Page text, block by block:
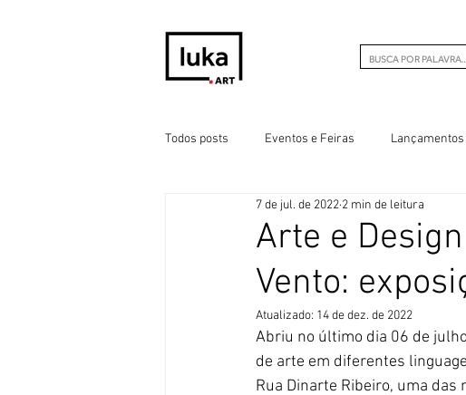
Todos posts Eventos e Feiras Lançamentos
Arte e
Vento:
7 de jul. de 2022 2 min de leitura
Atualizado: 14 de dez. de 2022
Abriu no último dia 06 de
de arte em diferentes
Rua Dinarte Ribeiro, uma das